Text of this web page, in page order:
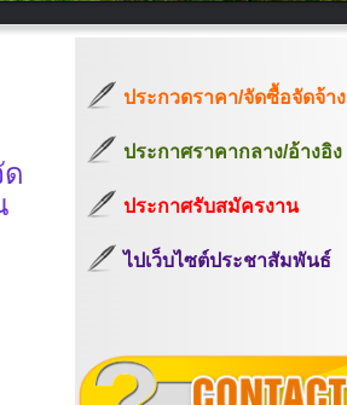
ประกวดราคา/จัดซื้อจัดจ้าง
ประกาศราคากลาง/อ้างอิง
ประกาศรับสมัครงาน
ไปเว็บไซต์ประชาสัมพันธ์